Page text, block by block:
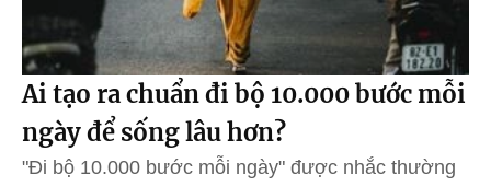
Ai tạo ra chuẩn đi bộ 10.000 bước mỗi
ngày để sống lâu hơn?
"Đi bộ 10.000 bước mỗi ngày" được nhắc thường